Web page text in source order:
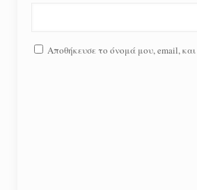
Αποθήκευσε το όνομά μου, email,